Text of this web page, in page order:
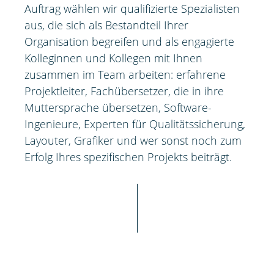
Auftrag wählen wir qualifizierte Spezialisten
aus, die sich als Bestandteil Ihrer
Organisation begreifen und als engagierte
Kolleginnen und Kollegen mit Ihnen
zusammen im Team arbeiten: erfahrene
Projektleiter, Fachübersetzer, die in ihre
Muttersprache übersetzen, Software-
Ingenieure, Experten für Qualitätssicherung,
Layouter, Grafiker und wer sonst noch zum
Erfolg Ihres spezifischen Projekts beiträgt.